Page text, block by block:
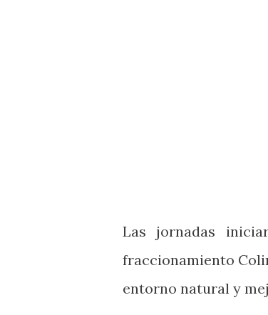
Las jornadas
fraccionamiento
entorno natural y